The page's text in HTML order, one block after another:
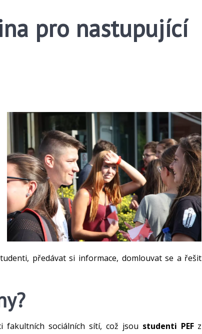
pro nastupující
předávat si informace, domlouvat se a řešit
fakultních sociálních sítí, což jsou studenti PEFz